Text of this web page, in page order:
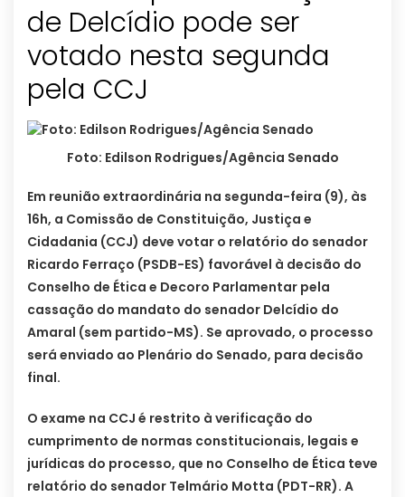
de Delcídio pode ser
votado nesta segunda
pela CCJ
Foto: Edilson Rodrigues/Agência Senado
Em reunião extraordinária na segunda-feira (9), às
16h, a Comissão de Constituição, Justiça e
Cidadania (CCJ) deve votar o relatório do senador
Ricardo Ferraço (PSDB-ES) favorável à decisão do
Conselho de Ética e Decoro Parlamentar pela
cassação do mandato do senador Delcídio do
Amaral (sem partido-MS). Se aprovado, o processo
será enviado ao Plenário do Senado, para decisão
final.
O exame na CCJ é restrito à verificação do
cumprimento de normas constitucionais, legais e
jurídicas do processo, que no Conselho de Ética teve
relatório do senador Telmário Motta (PDT-RR). A